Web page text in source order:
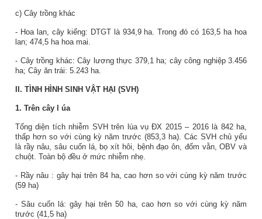
c) Cây trồng khác
- Hoa lan, cây kiểng: DTGT là 934,9 ha.Trong đó có 163,5 ha hoa
lan; 474,5 ha hoa mai.
- Cây trồng khác: Cây lương thực 379,1 ha; cây công nghiệp 3.456
ha; Cây ăn trái: 5.243 ha.
II. TÌNH HÌNH SINH VẬT HẠI (SVH)
1. Trên cây l úa
Tổng diện tích nhiễm SVH trên lúa vụĐX 2015– 2016là 842 ha,
thấp hơn so với cùng kỳ năm trước (853,3 ha). Các SVH chủ yếu
là rầy nâu, sâu cuốn lá,bọ xít hôi, bệnh đạo ôn, đốm vằn,OBV và
chuột. Toàn bộ đều ở mức nhiễm nhẹ.
- Rầy nâu : gây hại trên 84 ha, cao hơn so với cùng kỳ năm trước
(59 ha)
- Sâu cuốn lá: gây hại trên50 ha, cao hơn so với cùng kỳ năm
trước (41,5 ha)